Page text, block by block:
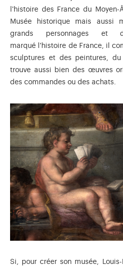
l'histoire des France du
Musée historique mais aussi
grands personnages et
marqué l'histoire de France, il
sculptures et des peintures, du
trouve aussi bien des œuvres
des commandes ou des achats.
Si, pour créer son musée,